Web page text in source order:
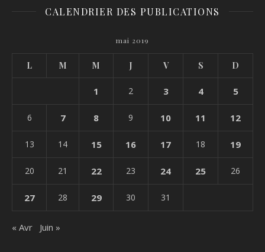
CALENDRIER DES PUBLICATIONS
mai 2019
L M M J V S D
1 2 3 4 5
6 7 8 9 10 11 12
13 14 15 16 17 18 19
20 21 22 23 24 25 26
27 28 29 30 31
« Avr Juin »